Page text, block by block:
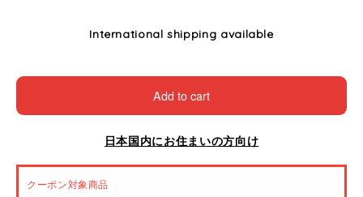
International shipping available
Add to cart
日本国内にお住まいの方向け
クーポン対象商品